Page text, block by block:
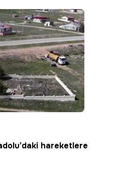
hareketlere